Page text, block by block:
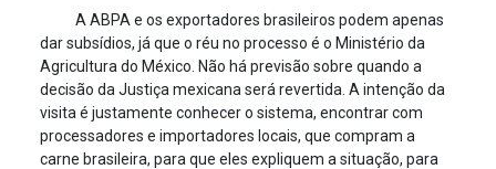
A ABPA e os exportadores brasileiros podem apenas
dar subsídios, já que o réu no processo é o Ministério da
Agricultura do México. Não há previsão sobre quando a
decisão da Justiça mexicana será revertida. A intenção da
visita é justamente conhecer o sistema, encontrar com
processadores e importadores locais, que compram a
carne brasileira, para que eles expliquem a situação, para